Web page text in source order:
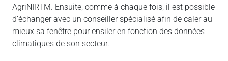
AgriNIRTM. Ensuite, comme à chaque fois, il est possible
d’échanger avec un conseiller spécialisé afin de caler au
mieux sa fenêtre pour ensiler en fonction des données
climatiques de son secteur.